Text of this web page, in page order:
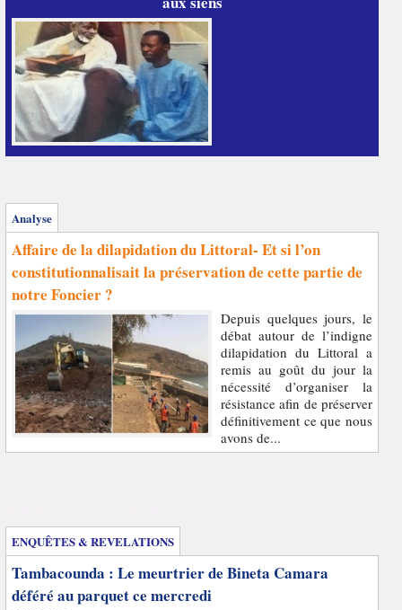
Analyse
Affaire de la dilapidation du Littoral- Et si l’on
constitutionnalisait la préservation de cette partie de
notre Foncier ?
Depuis quelques jours, le
débat autour de l’indigne
dilapidation du Littoral a
remis au goût du jour la
nécessité d’organiser la
résistance afin de préserver
définitivement ce que nous
avons de...
ENQUÊTES & REVELATIONS
Tambacounda : Le meurtrier de Bineta Camara
déféré au parquet ce mercredi